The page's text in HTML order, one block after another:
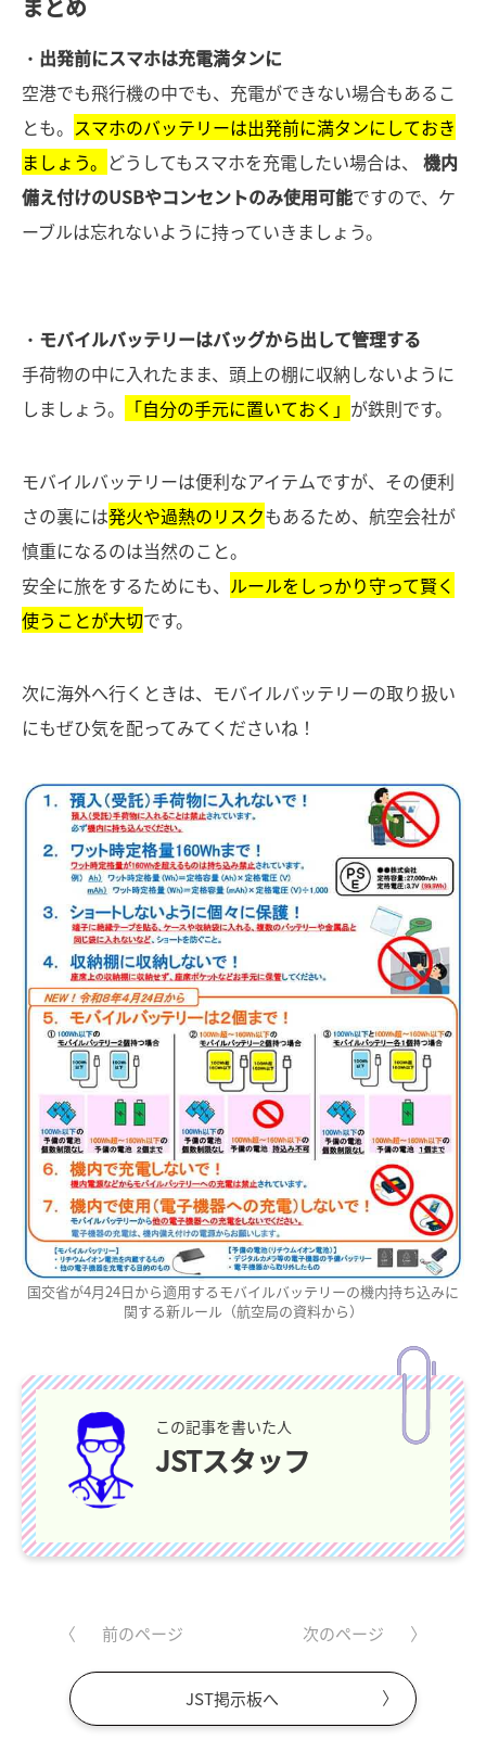
まとめ
・ 出発前にスマホは充電満タンに
空港でも飛行機の中でも、充電ができない場合もあるこ
とも。 スマホのバッテリーは出発前に満タンにしておき
ましょう。 どうしてもスマホを充電したい場合は、 機内
備え付けのUSBやコンセントのみ使用可能ですので、ケ
ーブルは忘れないように持っていきましょう。
・ モバイルバッテリーはバッグから出して管理する
手荷物の中に入れたまま、頭上の棚に収納しないように
しましょう。
「自分の手元に置いておく」 が鉄則です。
モバイルバッテリーは便利なアイテムですが、その便利
さの裏には発火や過熱のリスクもあるため、航空会社が
慎重になるのは当然のこと。
安全に旅をするためにも、 ルールをしっかり守って賢く
使うことが大切です。
次に海外へ行くときは、モバイルバッテリーの取り扱い
にもぜひ気を配ってみてくださいね！
国交省が4月24日から適用するモバイルバッテリーの機内持ち込みに
関する新ルール（航空局の資料から）
この記事を書いた人
JSTスタッフ
前のページ
JST掲示板へ
次のページ